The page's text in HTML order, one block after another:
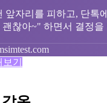
앞자리를 피하고, 단톡
괜찮아~" 하면서 결정을
기